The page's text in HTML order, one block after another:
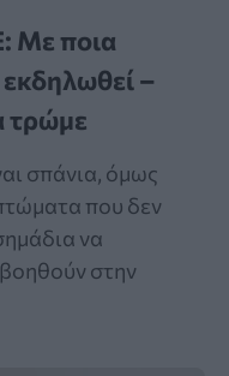
Με ποια
–
τρώμε
σπάνια, όμως
που δεν
να
στην